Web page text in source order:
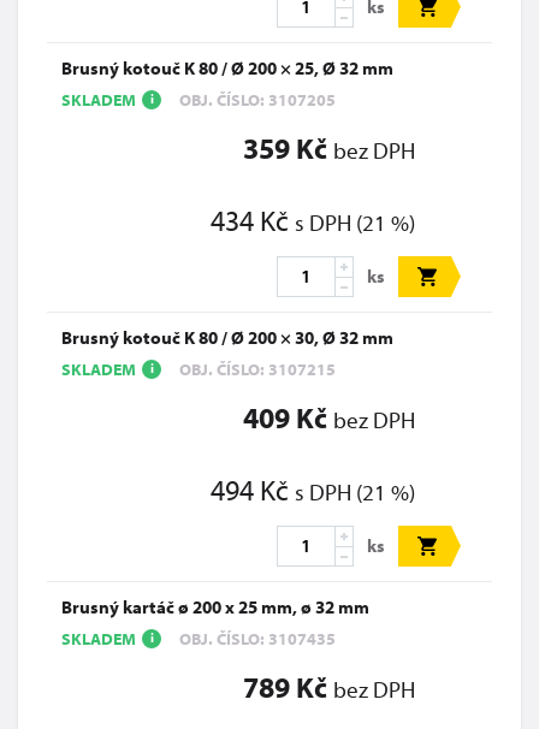
ks
Brusný kotouč K 80 / Ø 200 × 25, Ø 32 mm
SKLADEM i OBJ. ČÍSLO: 3107205
359 Kč bez DPH
434 Kč s DPH (21 %)
ks
Brusný kotouč K 80 / Ø 200 × 30, Ø 32 mm
SKLADEM i OBJ. ČÍSLO: 3107215
409 Kč bez DPH
494 Kč s DPH (21 %)
ks
Brusný kartáč ø 200 x 25 mm, ø 32 mm
SKLADEM i OBJ. ČÍSLO: 3107435
789 Kč bez DPH